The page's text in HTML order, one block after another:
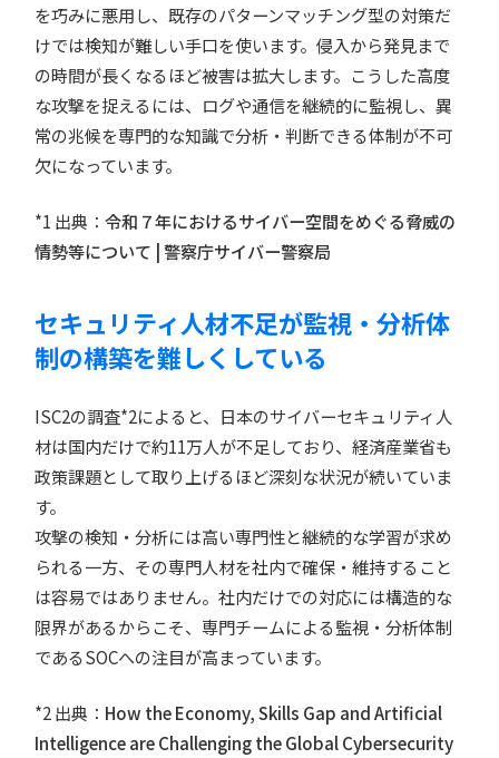
を巧みに悪用し、既存のパターンマッチング型の対策だ
けでは検知が難しい手口を使います。侵入から発見まで
の時間が長くなるほど被害は拡大します。こうした高度
な攻撃を捉えるには、ログや通信を継続的に監視し、異
常の兆候を専門的な知識で分析・判断できる体制が不可
欠になっています。
*1 出典：令和７年におけるサイバー空間をめぐる脅威の
情勢等について | 警察庁サイバー警察局
セキュリティ人材不足が監視・分析体
制の構築を難しくしている
ISC2の調査*2によると、日本のサイバーセキュリティ人
材は国内だけで約11万人が不足しており、経済産業省も
政策課題として取り上げるほど深刻な状況が続いていま
す。
攻撃の検知・分析には高い専門性と継続的な学習が求め
られる一方、その専門人材を社内で確保・維持すること
は容易ではありません。社内だけでの対応には構造的な
限界があるからこそ、専門チームによる監視・分析体制
であるSOCへの注目が高まっています。
*2 出典： How the Economy, Skills Gap and Artificial
Intelligence are Challenging the Global Cybersecurity